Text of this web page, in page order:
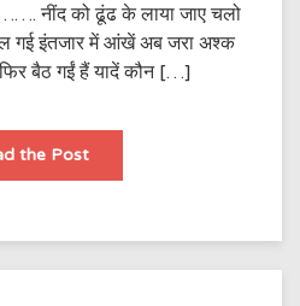
नींद को ढूंढ के लाया जाए चलो
गई इंतजार में आंखें अब जरा अश्क
बैठ गईं हैं यादें कौन […]
the Postकौन
दर्द